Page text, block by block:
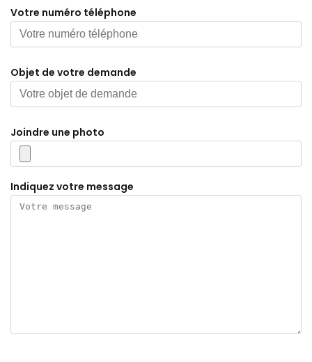
Votre numéro téléphone
Objet de votre demande
Joindre une photo
Indiquez votre message